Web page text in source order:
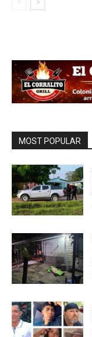
MOST POPULAR